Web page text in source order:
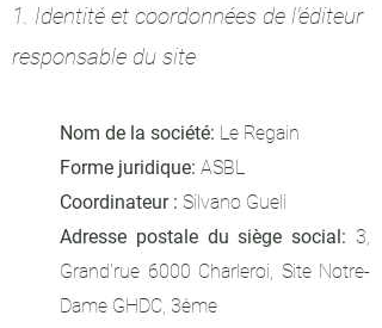
1. Identité et coordonnées de l’éditeur
responsable du site
Nom de la société: Le Regain
Forme juridique: ASBL
Coordinateur : Silvano Gueli
Adresse postale du siège social: 3,
Grand'rue 6000 Charleroi, Site Notre-
Dame GHDC, 3ème